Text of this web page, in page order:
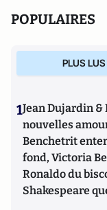
POPULAIRES
PLUS LUS
1Jean Dujardin
nouvelles
Benchetrit
fond, Victoria
Ronaldo du
Shakespeare